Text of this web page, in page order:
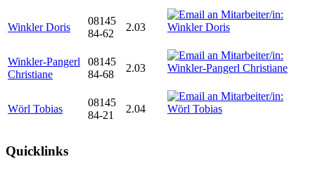
Winkler Doris
08145
84-62
2.03
Winkler-Pangerl
Christiane
08145
84-68
2.03
Wörl Tobias
08145
84-21
2.04
Quicklinks